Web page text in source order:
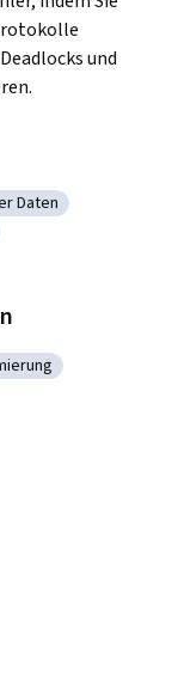
und
Qualität der Daten
Daten
Anomalien
Programmierung